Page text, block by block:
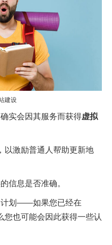
建设
实会因其服务而获得虚拟
以激励普通人帮助更新地
信息是否准确。
计划——如果您已经在
您也可能会因此获得一些认